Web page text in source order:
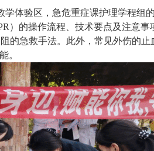
学体验区，急危重症课护理学程组
）的操作流程、技术要点及注意
的急救手法。此外，常见外伤的
。